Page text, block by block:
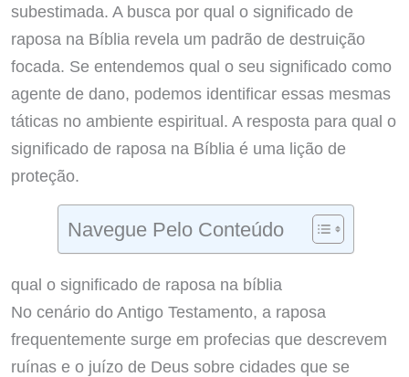
subestimada. A busca por qual o significado de
raposa na Bíblia revela um padrão de destruição
focada. Se entendemos qual o seu significado como
agente de dano, podemos identificar essas mesmas
táticas no ambiente espiritual. A resposta para qual o
significado de raposa na Bíblia é uma lição de
proteção.
Navegue Pelo Conteúdo
qual o significado de raposa na bíblia
No cenário do Antigo Testamento, a raposa
frequentemente surge em profecias que descrevem
ruínas e o juízo de Deus sobre cidades que se